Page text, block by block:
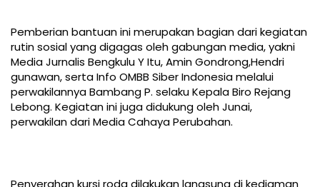
Pemberian bantuan ini merupakan bagian dari kegiatan
rutin sosial yang digagas oleh gabungan media, yakni
Media Jurnalis Bengkulu Y Itu, Amin Gondrong,Hendri
gunawan, serta Info OMBB Siber Indonesia melalui
perwakilannya Bambang P. selaku Kepala Biro Rejang
Lebong. Kegiatan ini juga didukung oleh Junai,
perwakilan dari Media Cahaya Perubahan.
Penyerahan kursi roda dilakukan langsung di kediaman